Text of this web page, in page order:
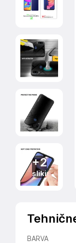
+2
sliki
BARVA